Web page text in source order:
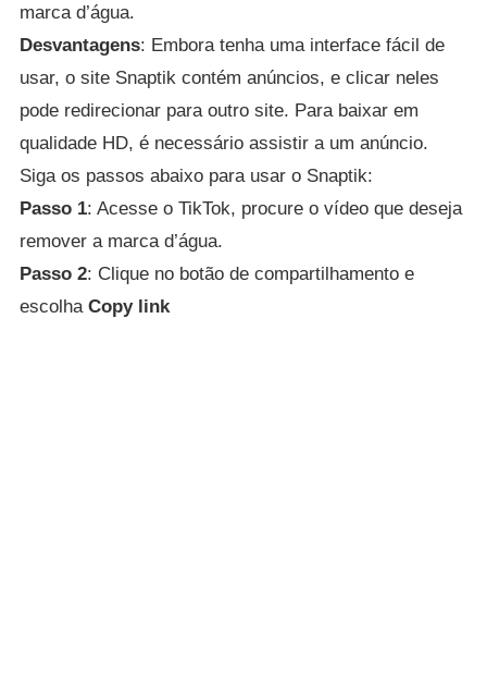
marca d’água.
Desvantagens: Embora tenha uma interface fácil de
usar, o site Snaptik contém anúncios, e clicar neles
pode redirecionar para outro site. Para baixar em
qualidade HD, é necessário assistir a um anúncio.
Siga os passos abaixo para usar o Snaptik:
Passo 1: Acesse o TikTok, procure o vídeo que deseja
remover a marca d’água.
Passo 2: Clique no botão de compartilhamento e
escolha Copy link